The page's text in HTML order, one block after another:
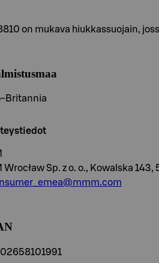
on mukava hiukkassuojain,
Britannia
Wrocław Sp. z o. o., Kowalska 143,